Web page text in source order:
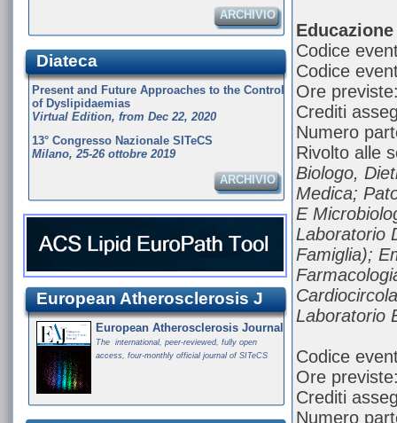
ARCHIVIO
Diateca
Present and Future Approaches to the Control
of Dyslipidaemias
Virtual Edition, from Dec 22, 2020
13° Congresso Nazionale SITeCS
Milano, 25-26 ottobre 2019
ARCHIVIO
European Atherosclerosis J
European Atherosclerosis Journal
The international, peer-reviewed, fully open
access, four-monthly official journal of SITeCS
Codice
Codice
Ore
Crediti
Numero
Rivolto alle
Biologo,
Medica;
E
Laboratorio
Famiglia);
Laboratorio
Codice
Ore
Crediti
Numero